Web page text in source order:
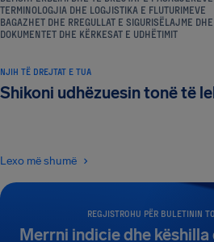
TERMINOLOGJIA DHE LOGJISTIKA E FLUTURIMEVE
BAGAZHET DHE RREGULLAT E SIGURISËLAJME
DOKUMENTET DHE KËRKESAT E UDHËTIMIT
REGJISTROHU PËR BULETININ
Merrni indicie dhe
NJIH TË DREJTAT E TUA
Shikoni udhëzuesin tonë të
Lexo më shumë